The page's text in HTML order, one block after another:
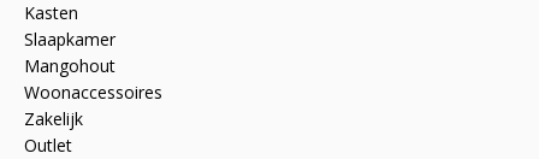
Kasten
Slaapkamer
Mangohout
Woonaccessoires
Zakelijk
Outlet